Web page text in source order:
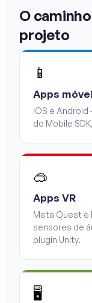
O
projeto
📱
Apps
iOS e
do Mobile
🥽
Apps VR
Meta Quest e
sensores de
plugin Unity.
🖥️